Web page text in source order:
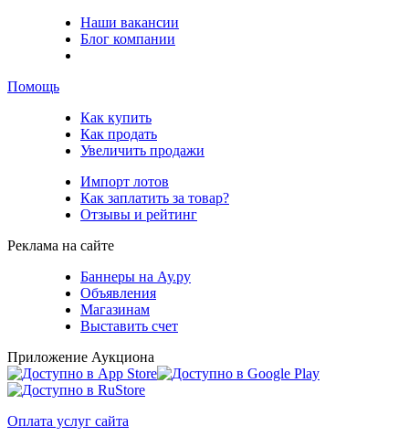
Наши вакансии
Блог компании
Помощь
Как купить
Как продать
Увеличить продажи
Импорт лотов
Как заплатить за товар?
Отзывы и рейтинг
Реклама на сайте
Баннеры на Ау.ру
Объявления
Магазинам
Выставить счет
Приложение Аукциона
Оплата услуг сайта